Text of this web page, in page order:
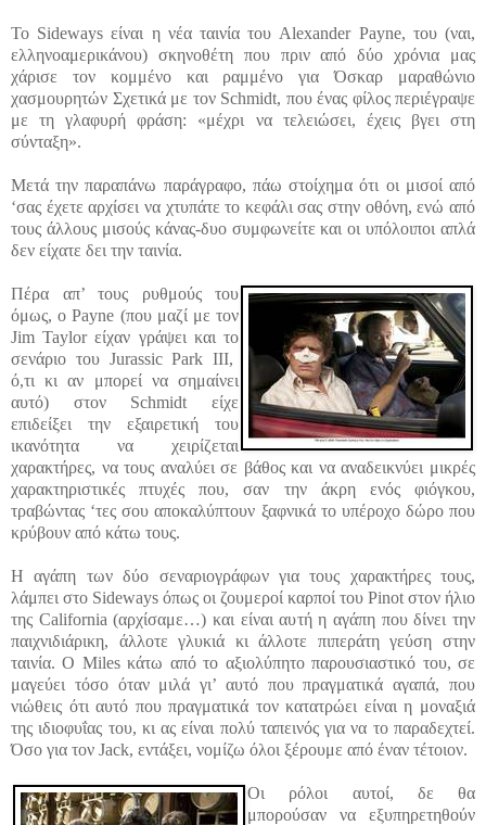
Το Sideways είναι η νέα ταινία του Alexander Payne, του (ναι,
ελληνοαμερικάνου) σκηνοθέτη που πριν από δύο χρόνια μας
χάρισε τον κομμένο και ραμμένο για Όσκαρ μαραθώνιο
χασμουρητών Σχετικά με τον Schmidt, που ένας φίλος περιέγραψε
με τη γλαφυρή φράση: «μέχρι να τελειώσει, έχεις βγει στη
σύνταξη».
Μετά την παραπάνω παράγραφο, πάω στοίχημα ότι οι μισοί από
‘σας έχετε αρχίσει να χτυπάτε το κεφάλι σας στην οθόνη, ενώ από
τους άλλους μισούς κάνας-δυο συμφωνείτε και οι υπόλοιποι απλά
δεν είχατε δει την ταινία.
Πέρα απ’ τους ρυθμούς του
όμως, ο Payne (που μαζί με τον
Jim Taylorείχαν γράψει και το
σενάριο του Jurassic Park III,
ό,τι κι αν μπορεί να σημαίνει
αυτό) στον Schmidt είχε
επιδείξει την εξαιρετική του
ικανότητα να χειρίζεται
χαρακτήρες, να τους αναλύει σε βάθος και να αναδεικνύει μικρές
χαρακτηριστικές πτυχές που, σαν την άκρη ενός φιόγκου,
τραβώντας ‘τες σου αποκαλύπτουν ξαφνικά το υπέροχο δώρο που
κρύβουν από κάτω τους.
Η αγάπη των δύο σεναριογράφων για τους χαρακτήρες τους,
λάμπει στο Sideways όπως οι ζουμεροί καρποί του Pinot στον ήλιο
της California (αρχίσαμε…) και είναι αυτή η αγάπη που δίνει την
παιχνιδιάρικη, άλλοτε γλυκιά κι άλλοτε πιπεράτη γεύση στην
ταινία. Ο Miles κάτω από το αξιολύπητο παρουσιαστικό του, σε
μαγεύει τόσο όταν μιλά γι’ αυτό που πραγματικά αγαπά, που
νιώθεις ότι αυτό που πραγματικά τον κατατρώει είναι η μοναξιά
της ιδιοφυΐας του, κι ας είναι πολύ ταπεινός για να το παραδεχτεί.
Όσο για τον Jack, εντάξει, νομίζω όλοι ξέρουμε από έναν τέτοιον.
Οι ρόλοι αυτοί, δε θα
μπορούσαν να εξυπηρετηθούν